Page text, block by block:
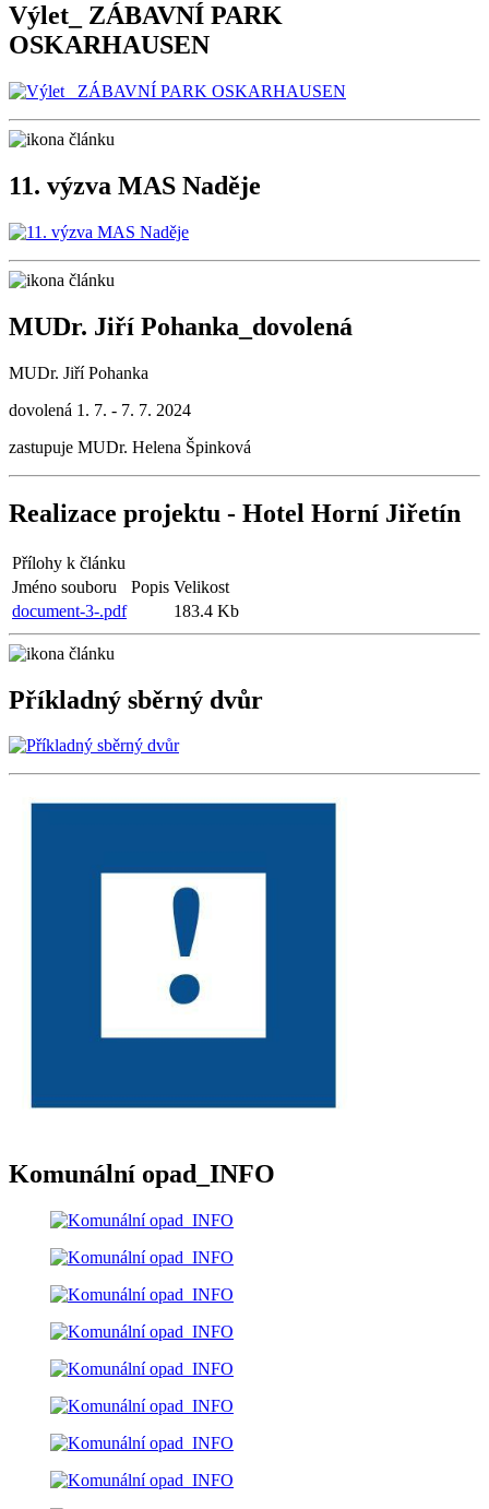
Výlet_ ZÁBAVNÍ PARK
OSKARHAUSEN
11. výzva MAS Naděje
MUDr. Jiří Pohanka_dovolená
MUDr. Jiří Pohanka
dovolená 1. 7. - 7. 7. 2024
zastupuje MUDr. Helena Špinková
Realizace projektu - Hotel Horní Jiřetín
Přílohy k článku
Jméno souboru
Popis Velikost
document-3-.pdf
183.4 Kb
Příkladný sběrný dvůr
Komunální opad_INFO